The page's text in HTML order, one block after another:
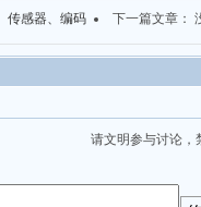
传感器、编码
下一篇文章：
请文明参与讨论，